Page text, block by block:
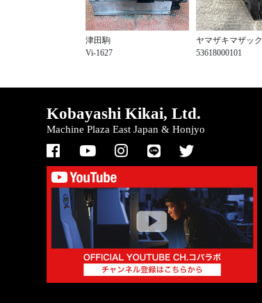
津田駒
Vi-1627
ヤマザキマザック
53618000101
Kobayashi Kikai, Ltd.
Machine Plaza East Japan & Honjyo